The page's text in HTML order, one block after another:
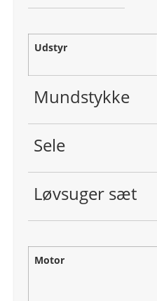
Udstyr
Mundstykke
Sele
Løvsuger sæt
Motor